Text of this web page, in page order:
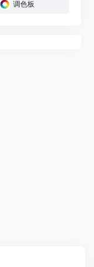
调色板